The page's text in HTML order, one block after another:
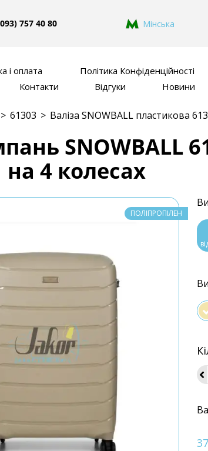
757 40 80
Мінська
і оплата
Політика Конфіденційності
Контакти Відгуки Новини
> 61303 > Валіза SNOWBALL пластикова
SNOWBALL
на 4 колесах
ПОЛІПРОПІЛЕН